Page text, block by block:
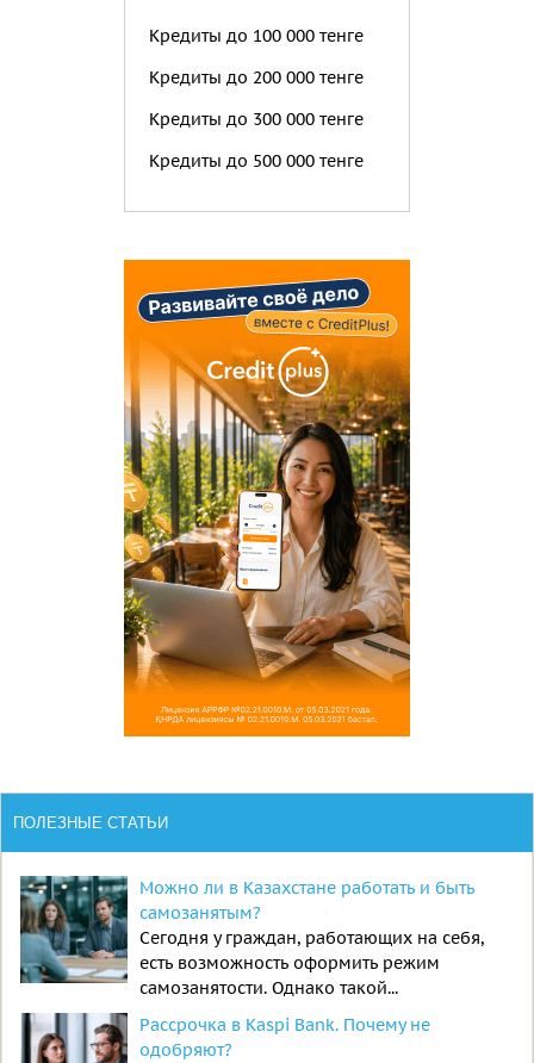
Кредиты до 100 000 тенге
Кредиты до 200 000 тенге
Кредиты до 300 000 тенге
Кредиты до 500 000 тенге
ПОЛЕЗНЫЕ СТАТЬИ
Можно ли в Казахстане работать и быть
самозанятым?
Сегодня у граждан, работающих на себя,
есть возможность оформить режим
самозанятости. Однако такой...
Рассрочка в Kaspi Bank. Почему не
одобряют?